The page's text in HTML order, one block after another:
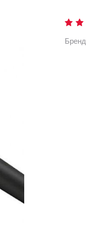
Бренд